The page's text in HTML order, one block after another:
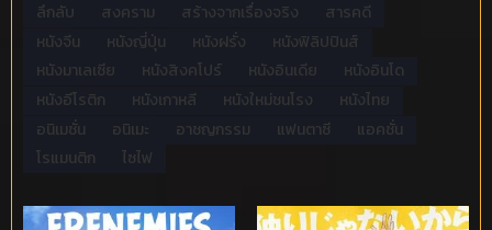
ลึกลับ
สงคราม สร้างจากเรื่องจริง
สารคดี
หนังจีน
หนังญี่ปุ่น หนังฝรั่ง
หนังฟิลิปปินส์
หนังมาเลเซีย
หนังสิงคโปร์ หนังอินเดีย
หนังอินโด
หนังอีโรติก
หนังเกาหลี หนังใหม่ชนโรง
หนังไทย
อนิเมชั่น
อนิเมะ อาชญกรรม แฟนตาซี
แอคชั่น
โรแมนติก
ไซไฟ